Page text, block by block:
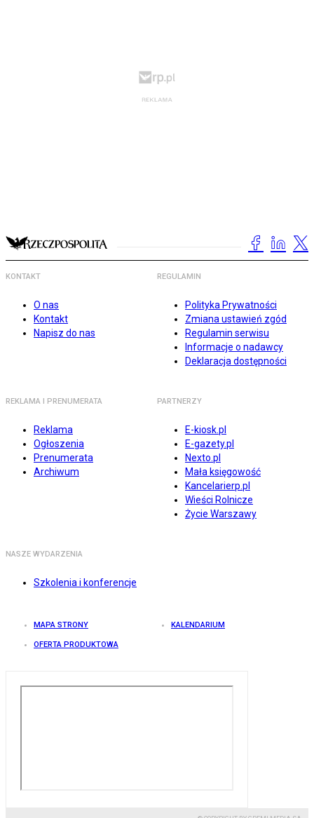
KONTAKT
O nas
Kontakt
Napisz do nas
REGULAMIN
Polityka Prywatności
Zmiana ustawień zgód
Regulamin serwisu
Informacje o nadawcy
Deklaracja dostępności
REKLAMA I PRENUMERATA
Reklama
Ogłoszenia
Prenumerata
Archiwum
PARTNERZY
E-kiosk.pl
E-gazety.pl
Nexto.pl
Mała księgowość
Kancelarierp.pl
Wieści Rolnicze
Życie Warszawy
NASZE WYDARZENIA
Szkolenia i konferencje
MAPA STRONY KALENDARIUM
OFERTA PRODUKTOWA